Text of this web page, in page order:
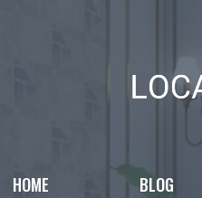
HOME BLOG